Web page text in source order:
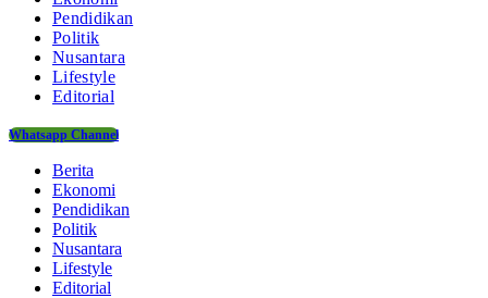
Pendidikan
Politik
Nusantara
Lifestyle
Editorial
Whatsapp Channel
Berita
Ekonomi
Pendidikan
Politik
Nusantara
Lifestyle
Editorial